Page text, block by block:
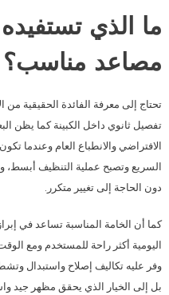
ما الذي
مصاعد مناسب؟
تحتاج إلى معرفة الفائدة الحقيقية
تفصيل ثانوي داخل الكبينة كما يظن
الافتراضي والانطباع العام وعندما
السريع وتصبح عملية التنظيف أبسط،
دون الحاجة إلى تغيير متكرر.
كما أن الخامة المناسبة تساعد في
اليومية أكثر راحة للمستخدم ومع
وفر عليه تكاليف إصلاح واستبدال
بل إلى الخيار الذي يحقق مظهر جيد